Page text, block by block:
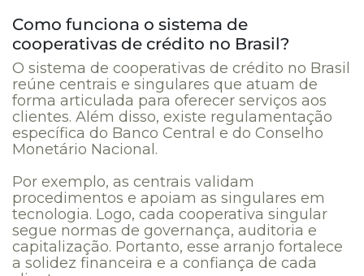
Como funciona o sistema de
cooperativas de crédito no Brasil?
O sistema de cooperativas de crédito no Brasil
reúne centrais e singulares que atuam de
forma articulada para oferecer serviços aos
clientes. Além disso, existe regulamentação
específica do Banco Central e do Conselho
Monetário Nacional.
Por exemplo, as centrais validam
procedimentos e apoiam as singulares em
tecnologia. Logo, cada cooperativa singular
segue normas de governança, auditoria e
capitalização. Portanto, esse arranjo fortalece
a solidez financeira e a confiança de cada